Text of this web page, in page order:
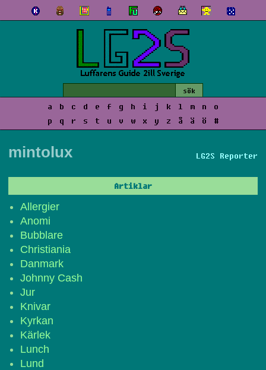
a b c d e f g h i j k l m n
o
p
q r s t u v w x y z å ä ö #
LG2S Reporter
mintolux
Artiklar
Allergier
Anomi
Bubblare
Christiania
Danmark
Johnny Cash
Jur
Knivar
Kyrkan
Kärlek
Lunch
Lund